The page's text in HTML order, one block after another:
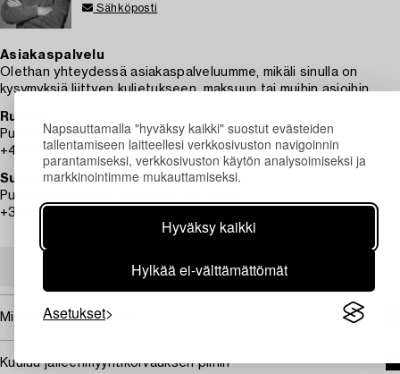
Napsauttamalla "hyväksy kaikki" suostut evästeiden
tallentamiseen laitteellesi verkkosivuston navigoinnin
parantamiseksi, verkkosivuston käytön analysoimiseksi ja
markkinointimme mukauttamiseksi.
Hyväksy kaikki
Hylkää ei-välttämättömät
Asetukset
Sähköposti
Asiakaspalvelu
Olethan yhteydessä asiakaspalveluumme, mikäli sinulla on
kysymyksiä liittyen kuljetukseen, maksuun tai muihin asioihin.
Ruotsi
Puhelin maanantai – perjantai klo 9–12
+46 8-614 08 00
Suomi
Puhelin maanantai - perjantai klo 10–13
+358-9-668 91 10
ASIAKASPALVELU
Mitä kuljetus maksaa?
Kuuluu jälleenmyyntikorvauksen piiriin